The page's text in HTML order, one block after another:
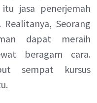
jasa penerjemah
Seorang
dapat meraih
beragam cara.
sempat kursus